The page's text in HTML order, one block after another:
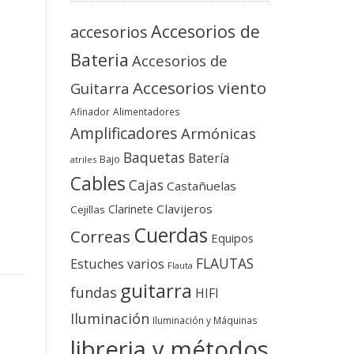
accesoriosAccesorios de
Bateria Accesorios de
Guitarra Accesorios viento
Afinador Alimentadores
Amplificadores Armónicas
atriles Bajo Baquetas Batería
Cables Cajas Castañuelas
Cejillas Clarinete Clavijeros
Correas Cuerdas Equipos
Estuches varios Flauta FLAUTAS
fundas guitarra HIFI
Iluminación Iluminación y Máquinas